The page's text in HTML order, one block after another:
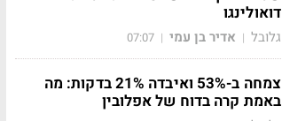
דואולינגו
גלובל | אדיר בן עמי |
07:07
צמחה ב-53% ואיבדה 21% בדקות: מה
באמת קרה בדוח של אפלובין